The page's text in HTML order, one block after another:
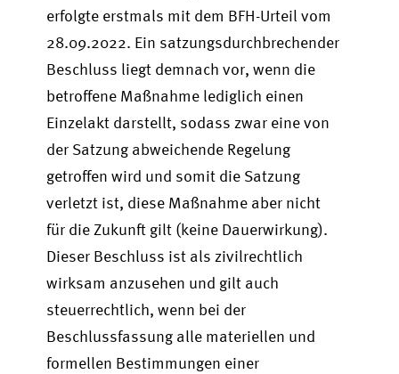
erfolgte erstmals mit dem BFH-Urteil vom
28.09.2022. Ein satzungsdurchbrechender
Beschluss liegt demnach vor, wenn die
betroffene Maßnahme lediglich einen
Einzelakt darstellt, sodass zwar eine von
der Satzung abweichende Regelung
getroffen wird und somit die Satzung
verletzt ist, diese Maßnahme aber nicht
für die Zukunft gilt (keine Dauerwirkung).
Dieser Beschluss ist als zivilrechtlich
wirksam anzusehen und gilt auch
steuerrechtlich, wenn bei der
Beschlussfassung alle materiellen und
formellen Bestimmungen einer